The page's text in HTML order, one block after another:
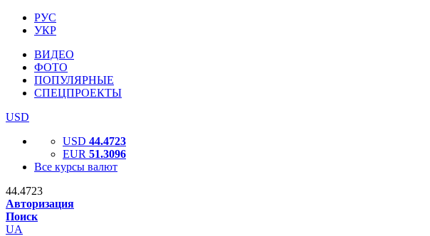
РУС
УКР
ВИДЕО
ФОТО
ПОПУЛЯРНЫЕ
СПЕЦПРОЕКТЫ
USD
USD 44.4723
EUR 51.3096
Все курсы валют
44.4723
Авторизация
Поиск
UA